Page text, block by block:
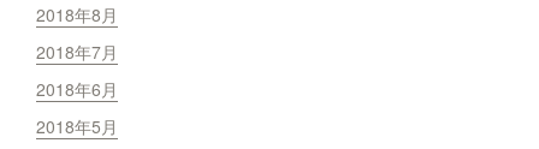
2018年8月
2018年7月
2018年6月
2018年5月